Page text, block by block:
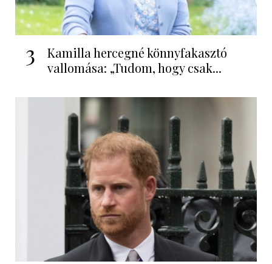
3
Kamilla hercegné könnyfakasztó
vallomása: „Tudom, hogy csak...